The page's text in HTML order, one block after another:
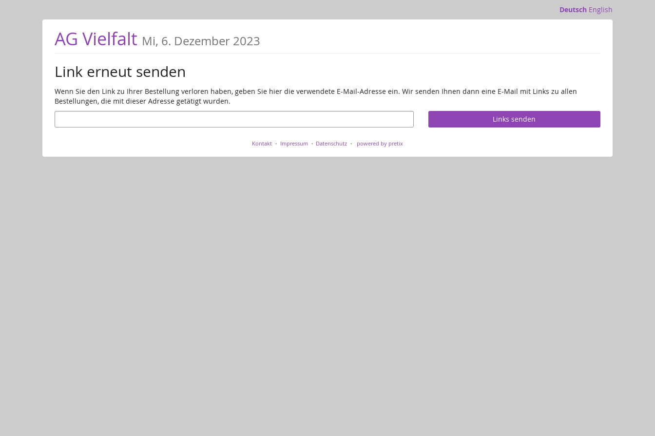
Deutsch English
AG Vielfalt Mi, 6. Dezember 2023
Link erneut senden
Wenn Sie den Link zu Ihrer Bestellung verloren haben, geben Sie hier die verwendete E-Mail-Adresse ein. Wir senden Ihnen dann eine E-Mail mit Links zu allen
Bestellungen, die mit dieser Adresse getätigt wurden.
E-
Mail
Links senden
Kontakt Impressum Datenschutz powered by pretix